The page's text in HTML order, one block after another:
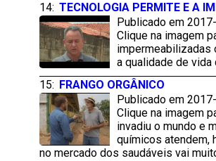
14: TECNOLOGIA PERMITE E A
Publicado em
Clique na imagem
impermeabilizadas
a qualidade de
15: FRANGO ORGÂNICO
Publicado em
Clique na imagem
invadiu o mundo e
químicos atendem,
no mercado dos saudáveis vai